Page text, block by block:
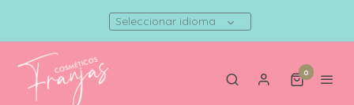
Seleccionar idioma
0